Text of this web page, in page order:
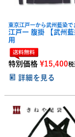
東京江戸一から武州藍染で
江戸一 腹掛 【武州
用
特別価格 ¥15,400税
詳細を見る